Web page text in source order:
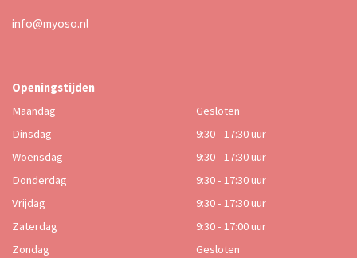
info@myoso.nl
Openingstijden
Maandag
Gesloten
Dinsdag
9:30 - 17:30 uur
Woensdag
9:30 - 17:30 uur
Donderdag
9:30 - 17:30 uur
Vrijdag
9:30 - 17:30 uur
Zaterdag
9:30 - 17:00 uur
Zondag
Gesloten